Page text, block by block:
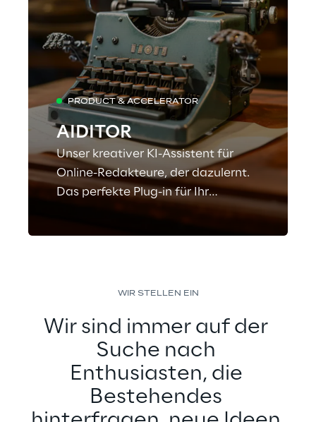
PRODUCT & ACCELERATOR
AIDITOR
Unser kreativer KI-Assistent für
Online-Redakteure, der dazulernt.
Das perfekte Plug-in für Ihr
FirstSpirit-basiertes Content
WIR STELLEN EIN
Wir sind immer auf der
Suche nach
Enthusiasten, die
Bestehendes